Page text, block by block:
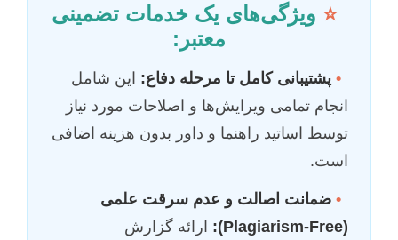
⭐ ویژگی‌های یک خدمات تضمینی
معتبر:
• پشتیبانی کامل تا مرحله دفاع: این شامل
انجام تمامی ویرایش‌ها و اصلاحات مورد نیاز
توسط اساتید راهنما و داور بدون هزینه اضافی
است.
• ضمانت اصالت و عدم سرقت علمی
(Plagiarism-Free):
ارائه گزارش